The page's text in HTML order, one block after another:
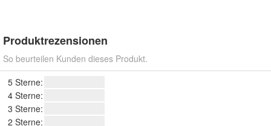
Produktrezensionen
So beurteilen Kunden dieses Produkt.
5 Sterne:
4 Sterne:
3 Sterne:
2 Sterne: